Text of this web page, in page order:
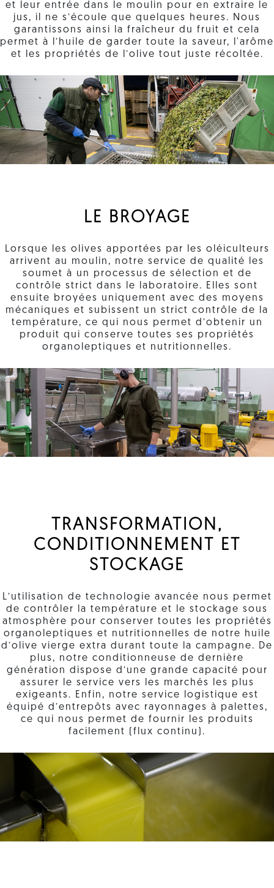
et leur entrée dans le moulin pour en extraire le
jus, il ne s’écoule que quelques heures. Nous
garantissons ainsi la fraîcheur du fruit et cela
permet à l’huile de garder toute la saveur, l'arôme
et les propriétés de l’olive tout juste récoltée.
LE BROYAGE
Lorsque les olives apportées par les oléiculteurs
arrivent au moulin, notre service de qualité les
soumet à un processus de sélection et de
contrôle strict dans le laboratoire. Elles sont
ensuite broyées uniquement avec des moyens
mécaniques et subissent un strict contrôle de la
température, ce qui nous permet d’obtenir un
produit qui conserve toutes ses propriétés
organoleptiques et nutritionnelles.
TRANSFORMATION,
CONDITIONNEMENT ET
STOCKAGE
L’utilisation de technologie avancée nous permet
de contrôler la température et le stockage sous
atmosphère pour conserver toutes les propriétés
organoleptiques et nutritionnelles de notre huile
d’olive vierge extra durant toute la campagne. De
plus, notre conditionneuse de dernière
génération dispose d’une grande capacité pour
assurer le service vers les marchés les plus
exigeants. Enfin, notre service logistique est
équipé d’entrepôts avec rayonnages à palettes,
ce qui nous permet de fournir les produits
facilement (flux continu).